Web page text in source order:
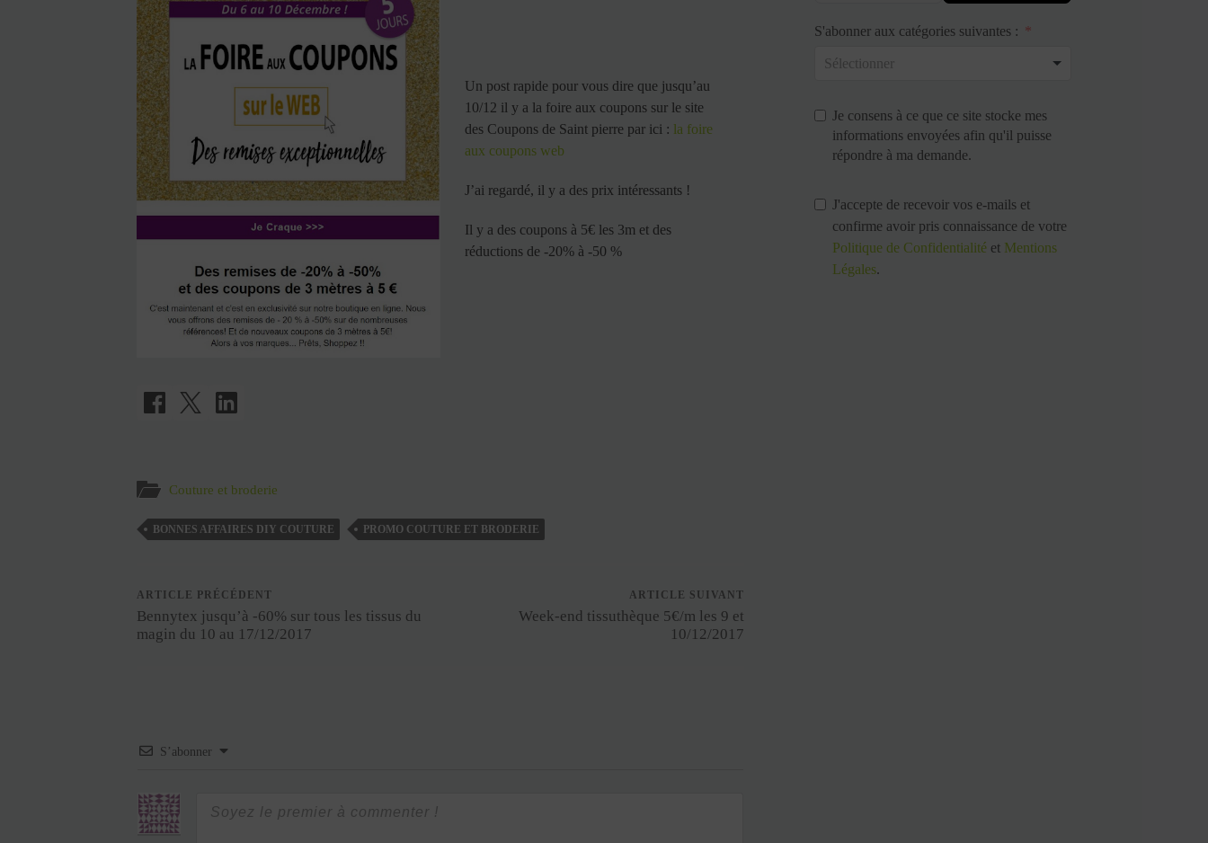
Un post rapide pour vous dire que jusqu’au
10/12 il y a la foire aux coupons sur le site
des Coupons de Saint pierre par ici : la foire
aux coupons web
J’ai regardé, il y a des prix intéressants !
Il y a des coupons à 5€ les 3m et des
réductions de -20% à -50 %
Couture et broderie
BONNES AFFAIRES DIY COUTURE PROMO COUTURE ET BRODERIE
ARTICLE PRÉCÉDENT
Bennytex jusqu’à -60% sur tous les tissus du
magin du 10 au 17/12/2017
ARTICLE SUIVANT
Week-end tissuthèque 5€/m les 9 et
10/12/2017
S’abonner
S'abonner aux catégories suivantes :
Je consens à ce que ce site stocke mes
informations envoyées afin qu'il puisse
répondre à ma demande.
J'accepte de recevoir vos e-mails et
confirme avoir pris connaissance de votre
Politique de Confidentialité et Mentions
Légales.